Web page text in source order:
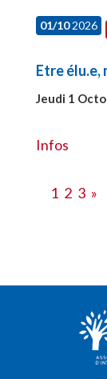
01/102026
Etre élu.e,
Jeudi 1
Infos
1 2 3 »